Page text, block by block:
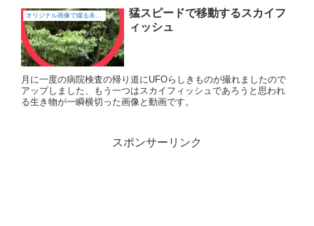
オリジナル画像で綴る未確認飛行物体（UFO)
猛スピードで移動するスカイフ
ィッシュ
月に一度の病院検査の帰り道にUFOらしきものが撮れましたので
アップしました、もう一つはスカイフィッシュであろうと思われ
る生き物が一瞬横切った画像と動画です。
スポンサーリンク